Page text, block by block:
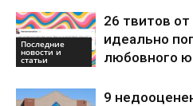
Последние
новости и
статьи
26 твитов
идеально
любовного
9